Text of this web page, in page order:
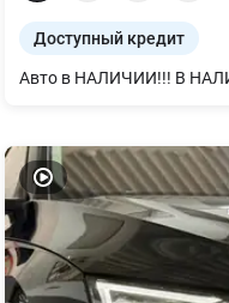
Доступный кредит